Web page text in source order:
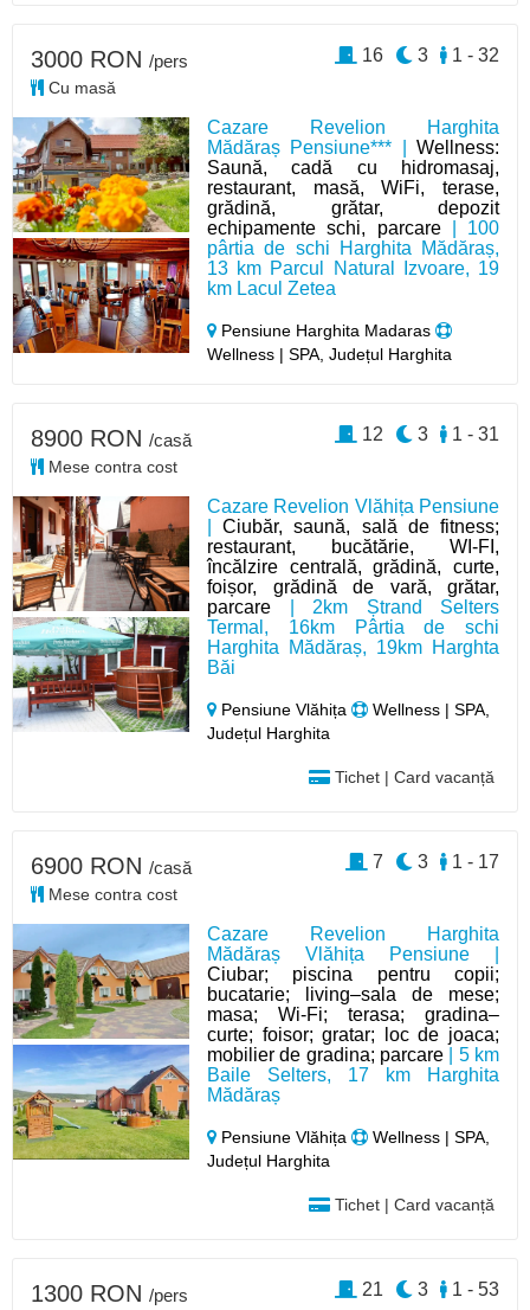
Cazare Revelion Harghita
Mădăraș Pensiune*** | Wellness:
Saună, cadă cu hidromasaj,
restaurant, masă, WiFi, terase,
grădină, grătar, depozit
echipamente schi, parcare| 100
pârtia de schi Harghita Mădăraș,
13 km Parcul Natural Izvoare, 19
km Lacul Zetea
Pensiune Harghita Madaras
Wellness | SPA, Județul Harghita
3000 RON /pers
Cu masă
1 - 32
3
16
Cazare Revelion Vlăhița Pensiune
|Ciubăr, saună, sală de fitness;
restaurant, bucătărie, WI-FI,
încălzire centrală, grădină, curte,
foișor, grădină de vară, grătar,
parcare | 2km Ștrand Selters
Termal, 16km Pârtia de schi
Harghita Mădăraș, 19km Harghta
Băi
Pensiune Vlăhița
Wellness | SPA,
Județul Harghita
Tichet | Card vacanță
8900 RON /casă
Mese contra cost
1 - 31
3
12
Cazare Revelion Harghita
Mădăraș Vlăhița Pensiune |
Ciubar; piscina pentru copii;
bucatarie; living–sala de mese;
masa; Wi-Fi; terasa; gradina–
curte; foisor; gratar; loc de joaca;
mobilier de gradina; parcare | 5 km
Baile Selters, 17 km Harghita
Mădăraș
Pensiune Vlăhița
Wellness | SPA,
Județul Harghita
Tichet | Card vacanță
6900 RON /casă
Mese contra cost
1 - 17
3
7
1300 RON /pers 1 - 53
3
21